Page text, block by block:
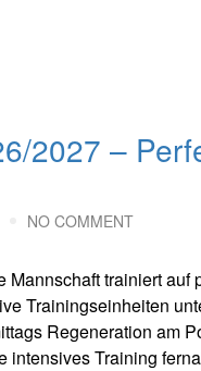
2027 –
NO COMMENT
trainiert
Trainingseinheiten
Regeneration am
Training